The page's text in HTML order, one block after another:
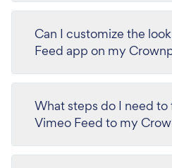
Can I customize the
Feed app on my
What steps do I need
Vimeo Feed to my